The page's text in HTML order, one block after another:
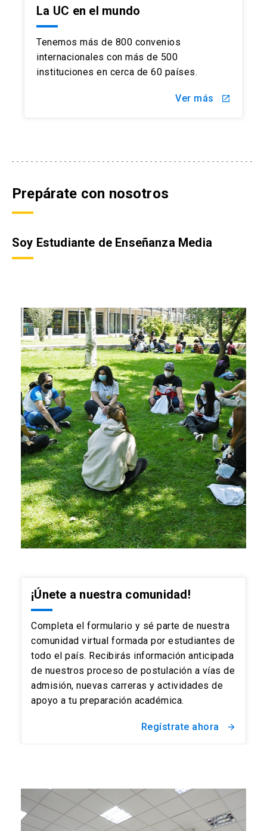
La UC en el mundo
Tenemos más de 800 convenios
internacionales con más de 500
instituciones en cerca de 60 países.
Ver más launch
Prepárate con nosotros
Soy Estudiante de Enseñanza Media
¡Únete a nuestra comunidad!
Completa el formulario y sé parte de nuestra
comunidad virtual formada por estudiantes de
todo el país. Recibirás información anticipada
de nuestros proceso de postulación a vías de
admisión, nuevas carreras y actividades de
apoyo a tu preparación académica.
Regístrate ahora arrow_forward